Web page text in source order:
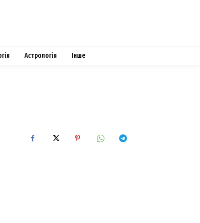
Астрологія Інше